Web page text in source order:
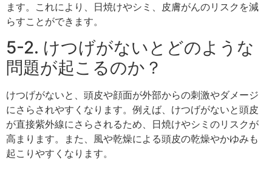
ます。これにより、日焼けやシミ、皮膚がんのリスクを減
らすことができます。
5-2. けつげがないとどのような
問題が起こるのか？
けつげがないと、頭皮や顔面が外部からの刺激やダメージ
にさらされやすくなります。例えば、けつげがないと頭皮
が直接紫外線にさらされるため、日焼けやシミのリスクが
高まります。また、風や乾燥による頭皮の乾燥やかゆみも
起こりやすくなります。